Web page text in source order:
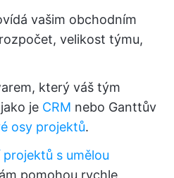
vašim obchodním
velikost týmu,
který váš tým
je CRM nebo Ganttův
osy projektů.
s umělou
pomohou rychle